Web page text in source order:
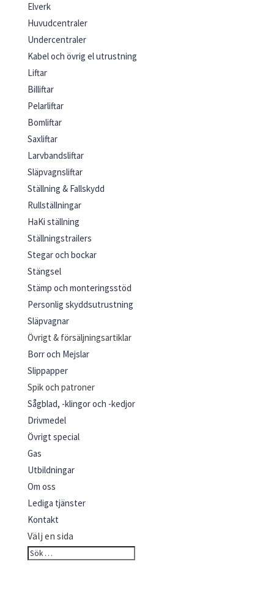
Elverk
Huvudcentraler
Undercentraler
Kabel och övrig el utrustning
Liftar
Billiftar
Pelarliftar
Bomliftar
Saxliftar
Larvbandsliftar
Släpvagnsliftar
Ställning & Fallskydd
Rullställningar
HaKi ställning
Ställningstrailers
Stegar och bockar
Stängsel
Stämp och monteringsstöd
Personlig skyddsutrustning
Släpvagnar
Övrigt & försäljningsartiklar
Borr och Mejslar
Slippapper
Spik och patroner
Sågblad, -klingor och -kedjor
Drivmedel
Övrigt special
Gas
Utbildningar
Om oss
Lediga tjänster
Kontakt
Välj en sida